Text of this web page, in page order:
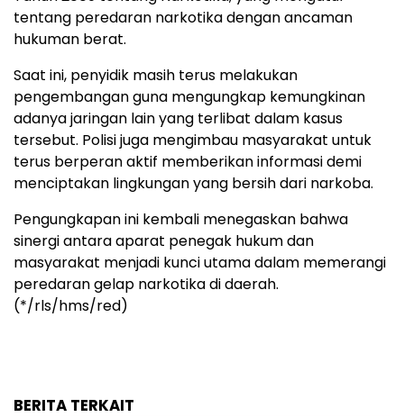
tentang peredaran narkotika dengan ancaman
hukuman berat.
Saat ini, penyidik masih terus melakukan
pengembangan guna mengungkap kemungkinan
adanya jaringan lain yang terlibat dalam kasus
tersebut. Polisi juga mengimbau masyarakat untuk
terus berperan aktif memberikan informasi demi
menciptakan lingkungan yang bersih dari narkoba.
Pengungkapan ini kembali menegaskan bahwa
sinergi antara aparat penegak hukum dan
masyarakat menjadi kunci utama dalam memerangi
peredaran gelap narkotika di daerah.
(*/rls/hms/red)
BERITA TERKAIT